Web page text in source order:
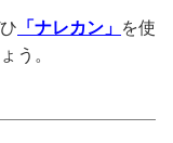
「ナレカン」 を使
う。